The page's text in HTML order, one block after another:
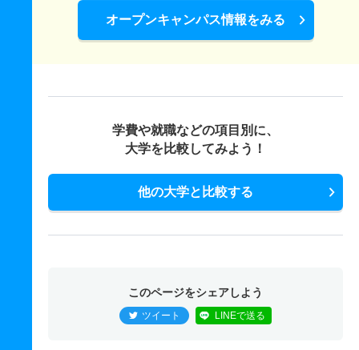
オープンキャンパス情報をみる
学費や就職などの項目別に、
大学を比較してみよう！
他の大学と比較する
このページをシェアしよう
ツイート LINEで送る